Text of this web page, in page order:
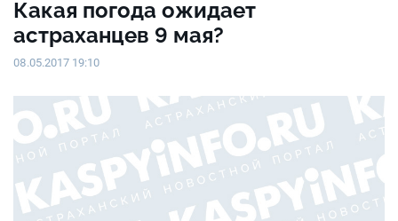
Какая погода ожидает
астраханцев 9 мая?
08.05.2017 19:10